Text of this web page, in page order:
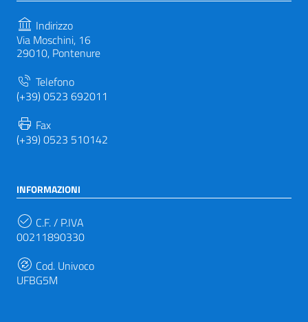
Indirizzo
Via Moschini, 16
29010, Pontenure
Telefono
(+39) 0523 692011
Fax
(+39) 0523 510142
INFORMAZIONI
C.F. / P.IVA
00211890330
Cod. Univoco
UFBG5M